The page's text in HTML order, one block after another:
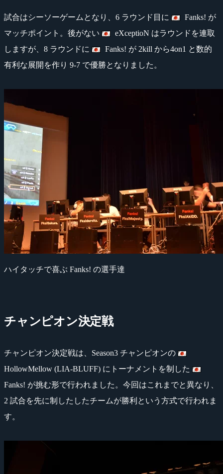
試合はシーソーゲームとなり、6 ラウンド目に
Fanks! が
マッチポイント。後がない
eXceptioN はラウンドを連取
しますが、8 ラウンドに
Fanks! が 2kill から4on1 と数的
有利な展開を作り 9-7 で優勝となりました。
ハイタッチで喜ぶ Fanks! の選手達
チャンピオン決定戦
チャンピオン決定戦は、Season3 チャンピオンの
HollowMellow (LIA-BLUFF) にトーナメントを制した
Fanks! が挑む形で行われました。今回はこれまでと異なり、
2 試合を先に制したしたチームが勝利という方式で行われま
す。